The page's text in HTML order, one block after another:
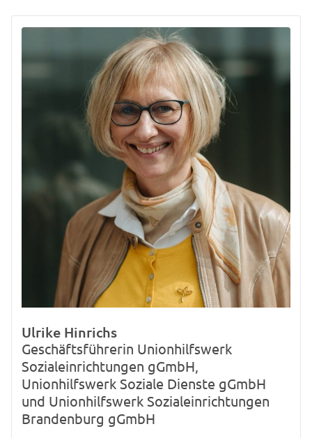
Ulrike Hinrichs
Geschäftsführerin Unionhilfswerk
Sozialeinrichtungen gGmbH,
Unionhilfswerk Soziale Dienste gGmbH
und Unionhilfswerk Sozialeinrichtungen
Brandenburg gGmbH